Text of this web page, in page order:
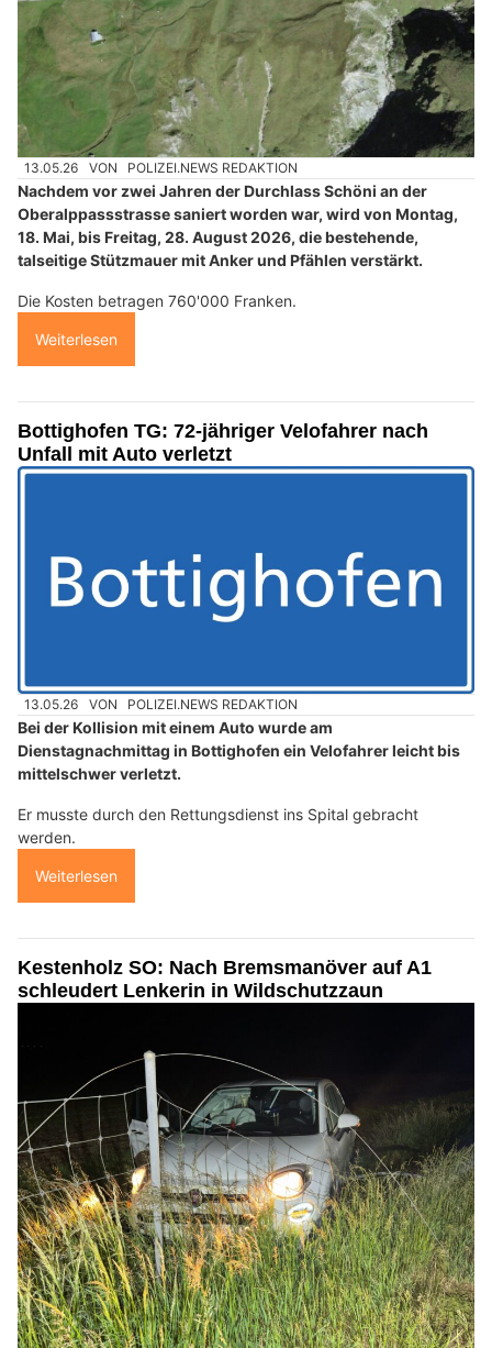
13.05.26 VON POLIZEI.NEWS REDAKTION
Nachdem vor zwei Jahren der Durchlass Schöni an der
Oberalppassstrasse saniert worden war, wird von Montag,
18. Mai, bis Freitag, 28. August 2026, die bestehende,
talseitige Stützmauer mit Anker und Pfählen verstärkt.
Die Kosten betragen 760'000 Franken.
Weiterlesen
Bottighofen TG: 72-jähriger Velofahrer nach
Unfall mit Auto verletzt
13.05.26 VON POLIZEI.NEWS REDAKTION
Bei der Kollision mit einem Auto wurde am
Dienstagnachmittag in Bottighofen ein Velofahrer leicht bis
mittelschwer verletzt.
Er musste durch den Rettungsdienst ins Spital gebracht
werden.
Weiterlesen
Kestenholz SO: Nach Bremsmanöver auf A1
schleudert Lenkerin in Wildschutzzaun